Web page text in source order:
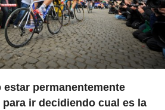
estar permanentemente
ir decidiendo cual es la